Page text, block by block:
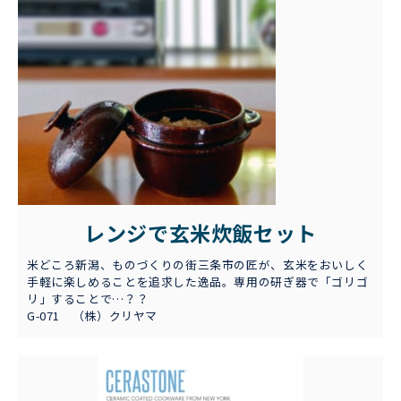
レンジで玄米炊飯セット
米どころ新潟、ものづくりの街三条市の匠が、玄米をおいしく
手軽に楽しめることを追求した逸品。専用の研ぎ器で「ゴリゴ
リ」することで…？？
G-071 （株）クリヤマ